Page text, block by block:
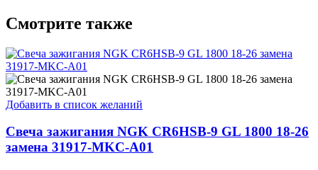
Смотрите также
Добавить в список желаний
Свеча зажигания NGK CR6HSB-9 GL 1800 18-26
замена 31917-MKC-A01